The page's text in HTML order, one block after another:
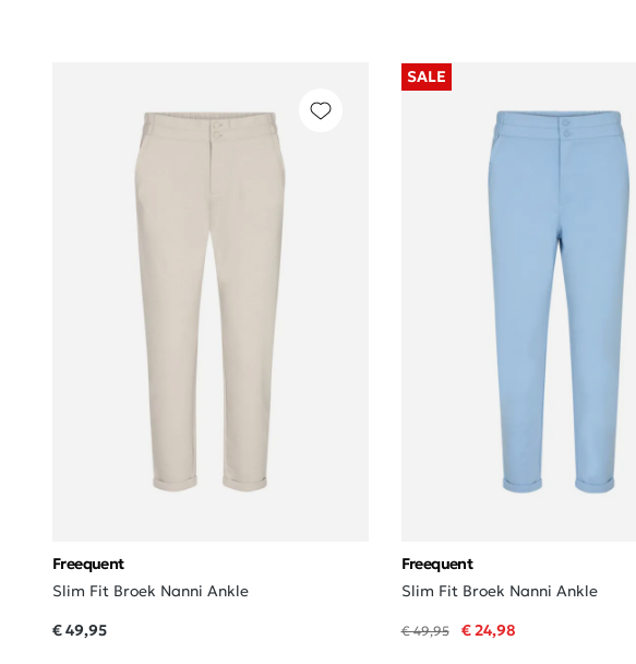
Freequent
Slim Fit Broek Nanni Ankle
€ 49,95
SALE
Freequent
Slim Fit Broek Nanni Ankle
€ 49,95 € 24,98